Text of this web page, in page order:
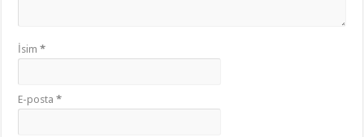
İsim*
E-posta*